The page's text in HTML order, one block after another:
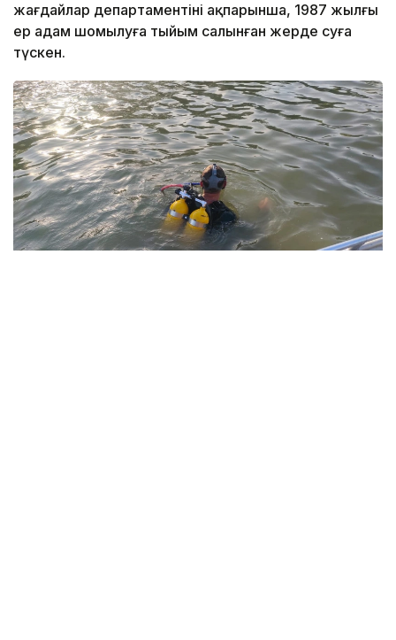
жағдайлар департаментінің ақпарынша, 1987 жылғы
ер адам шомылуға тыйым салынған жерде суға
түскен.